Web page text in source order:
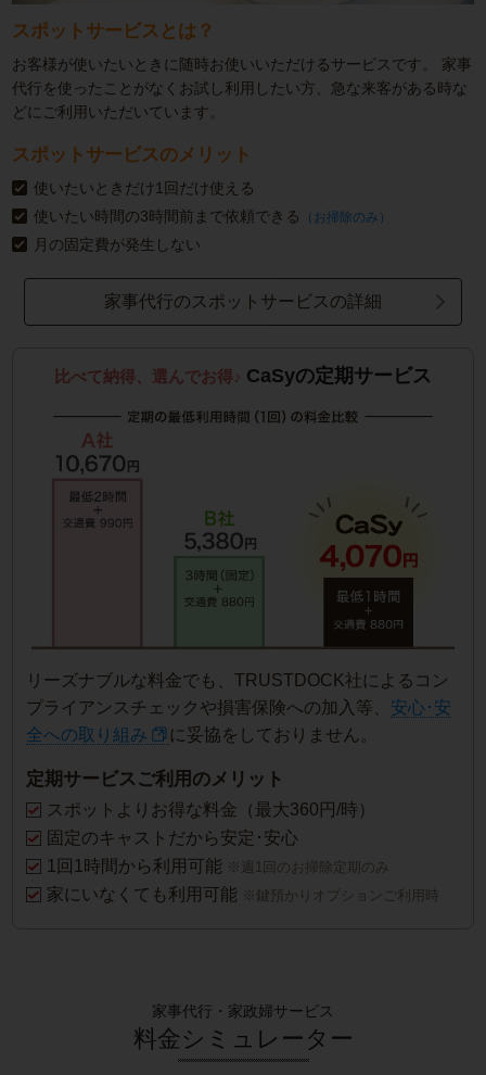
スポットサービスとは？
お客様が使いたいときに随時お使いいただけるサービスです。
家事
代行を使ったことがなくお試し利用したい方、急な来客がある時な
どにご利用いただいています。
スポットサービスのメリット
使いたいときだけ1回だけ使える
使いたい時間の3時間前まで依頼できる
（お掃除のみ）
月の固定費が発生しない
家事代行のスポットサービスの詳細
比べて納得、選んでお得♪ CaSyの定期サービス
リーズナブルな料金でも、TRUSTDOCK社によるコン
プライアンスチェックや損害保険への加入等、 安心･安
全への取り組み
に妥協をしておりません。
定期サービスご利用のメリット
スポットよりお得な料金（最大360円/時）
固定のキャストだから安定･安心
1回1時間から利用可能 ※週1回のお掃除定期のみ
家にいなくても利用可能 ※鍵預かりオプションご利用時
家事代行・家政婦サービス
料金シミュレーター